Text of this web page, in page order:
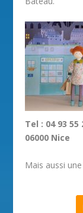
Tel : 04 93 55
06000 Nice
Mais aussi